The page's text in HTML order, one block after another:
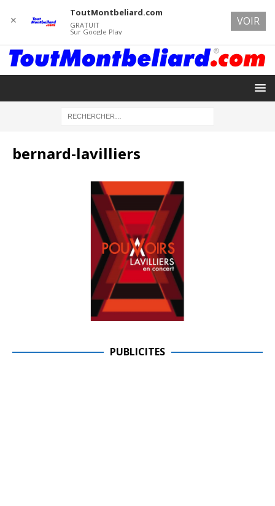
bernard-lavilliers
PUBLICITES
✕
ToutMontbeliard.com
GRATUIT
Sur Google Play
VOIR